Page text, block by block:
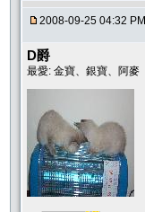
2008-09-25 04:32 PM
D爵
最愛: 金寶、銀寶、阿麥